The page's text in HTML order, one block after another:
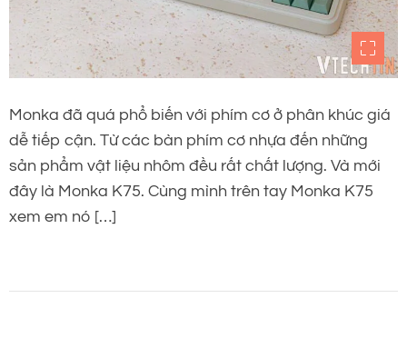
Monka đã quá phổ biến với phím cơ ở phân khúc giá
dễ tiếp cận. Từ các bàn phím cơ nhựa đến những
sản phẩm vật liệu nhôm đều rất chất lượng. Và mới
đây là Monka K75. Cùng mình trên tay Monka K75
xem em nó […]